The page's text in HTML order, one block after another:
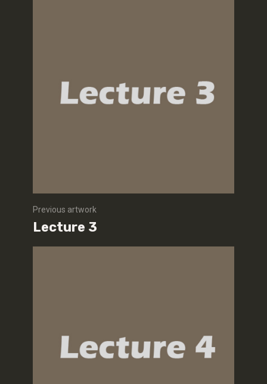
Previous artwork
Lecture 3